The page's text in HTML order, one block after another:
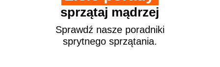
sprzątaj mądrzej
Sprawdź nasze poradniki
sprytnego sprzątania.